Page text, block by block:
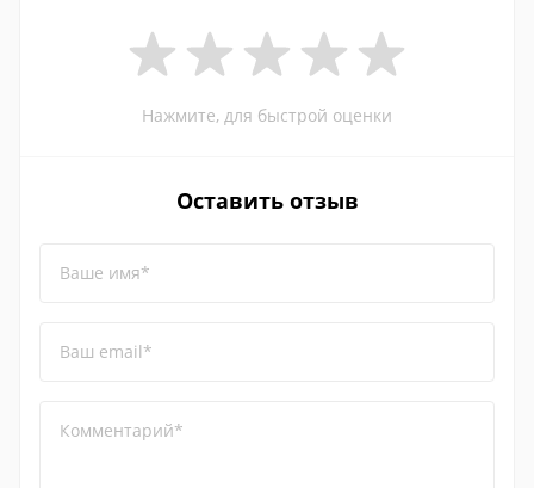
Нажмите, для быстрой оценки
Оставить отзыв
Ваше имя*
Ваш email*
Комментарий*